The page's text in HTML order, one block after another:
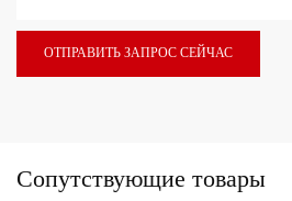
ОТПРАВИТЬ ЗАПРОС СЕЙЧАС
Сопутствующие товары